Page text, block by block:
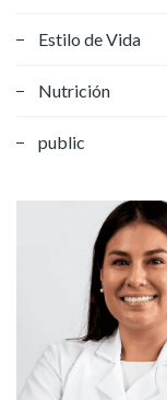
Estilo de Vida
Nutrición
public